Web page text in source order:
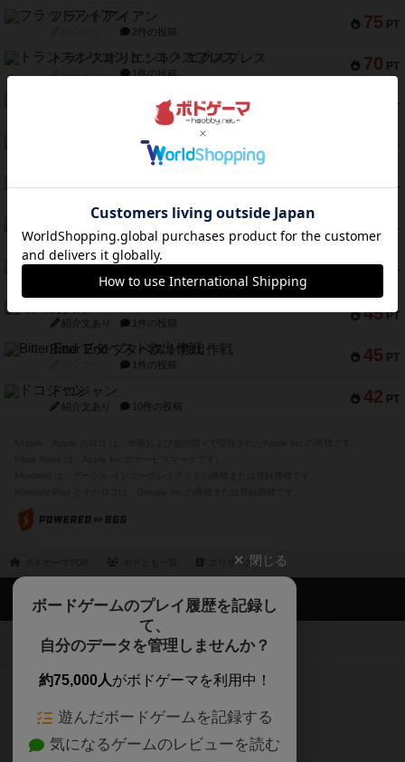
75 PT
フラットアイアン
2件の投稿
70 PT
トランスオリエント・エクスプレス
1件の投稿
PT
アンブッシュ！：ムーブアウト！
1件の投稿
PT
キャプテン・フリップ：イスラ・ボンバ
2件の投稿
46 PT
45 PT
紹介文なし 8件の投稿
45 PT
スカルキング
紹介文あり 12件の投稿
45 PT
紹介文あり 1件の投稿
45 PT
Bitter End ブタペスト救出作戦
1件の投稿
42 PT
ドコジャン
紹介文あり 10件の投稿
エリザベス閉じる
ボードゲームのプレイ履歴を記録し
て、
自分のデータを管理しませんか？
約75,000人がボドゲーマを利用中！
遊んだボードゲームを記録する
気になるゲームのレビューを読む
ボドゲーマTOP
ボードゲームを検索する
ボードゲームの新着レビュー
ボードゲーム会情報